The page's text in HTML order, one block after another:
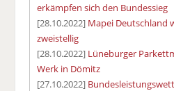
erkämpfen sich den Bundessieg
[28.10.2022] Mapei Deutschland
zweistellig
[28.10.2022] Lüneburger
Werk in Dömitz
[27.10.2022]